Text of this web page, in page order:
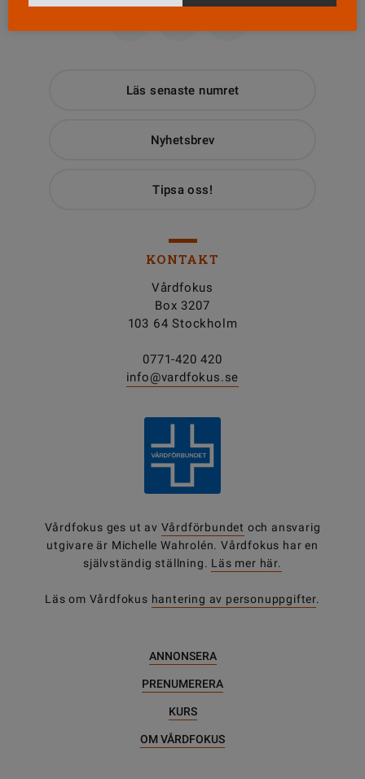
Läs senaste numret
Nyhetsbrev
Tipsa oss!
KONTAKT
Vårdfokus
Box 3207
103 64 Stockholm
0771-420 420
info@vardfokus.se
Vårdfokus ges ut av Vårdförbundet och ansvarig
utgivare är Michelle Wahrolén. Vårdfokus har en
självständig ställning. Läs mer här.
Läs om Vårdfokus hantering av personuppgifter.
ANNONSERA
PRENUMERERA
KURS
OM VÅRDFOKUS